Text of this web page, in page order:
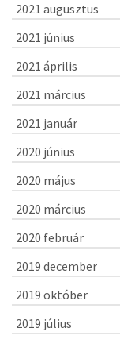
2021 augusztus
2021 június
2021 április
2021 március
2021 január
2020 június
2020 május
2020 március
2020 február
2019 december
2019 október
2019 július